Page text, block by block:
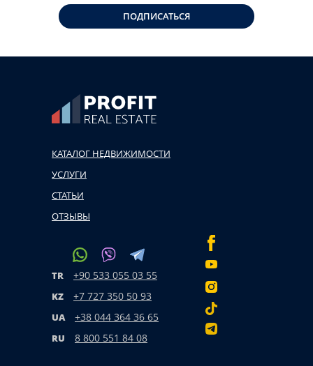
ПОДПИСАТЬСЯ
КАТАЛОГ НЕДВИЖИМОСТИ
УСЛУГИ
СТАТЬИ
ОТЗЫВЫ
TR +90 533 055 03 55
KZ +7 727 350 50 93
UA +38 044 364 36 65
RU 8 800 551 84 08